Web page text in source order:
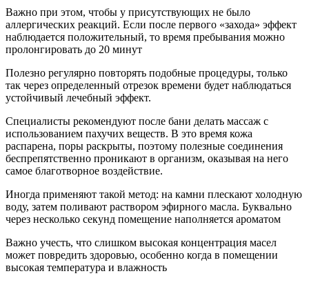
Важно при этом, чтобы у присутствующих не было
аллергических реакций. Если после первого «захода» эффект
наблюдается положительный, то время пребывания можно
пролонгировать до 20 минут
Полезно регулярно повторять подобные процедуры, только
так через определенный отрезок времени будет наблюдаться
устойчивый лечебный эффект.
Специалисты рекомендуют после бани делать массаж с
использованием пахучих веществ. В это время кожа
распарена, поры раскрыты, поэтому полезные соединения
беспрепятственно проникают в организм, оказывая на него
самое благотворное воздействие.
Иногда применяют такой метод: на камни плескают холодную
воду, затем поливают раствором эфирного масла. Буквально
через несколько секунд помещение наполняется ароматом
Важно учесть, что слишком высокая концентрация масел
может повредить здоровью, особенно когда в помещении
высокая температура и влажность